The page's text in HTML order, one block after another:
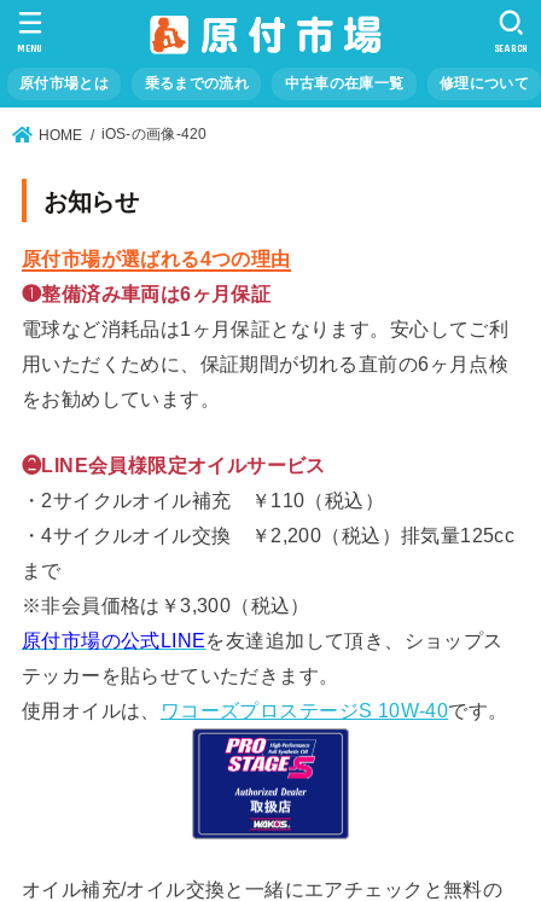
原付市場とは 乗るまでの流れ 中古車の在庫一覧 修理について
SEARCH
MENU
HOME iOS-の画像-420
お知らせ
原付市場が選ばれる4つの理由
❶整備済み車両は6ヶ月保証
電球など消耗品は1ヶ月保証となります。安心してご利
用いただくために、保証期間が切れる直前の6ヶ月点検
をお勧めしています。
❷LINE会員様限定オイルサービス
・2サイクルオイル補充 ￥110（税込）
・4サイクルオイル交換 ￥2,200（税込）排気量125cc
まで
※非会員価格は￥3,300（税込）
原付市場の公式LINEを友達追加して頂き、ショップス
テッカーを貼らせていただきます。
使用オイルは、
ワコーズプロステージS 10W-40です。
オイル補充/オイル交換と一緒にエアチェックと無料の